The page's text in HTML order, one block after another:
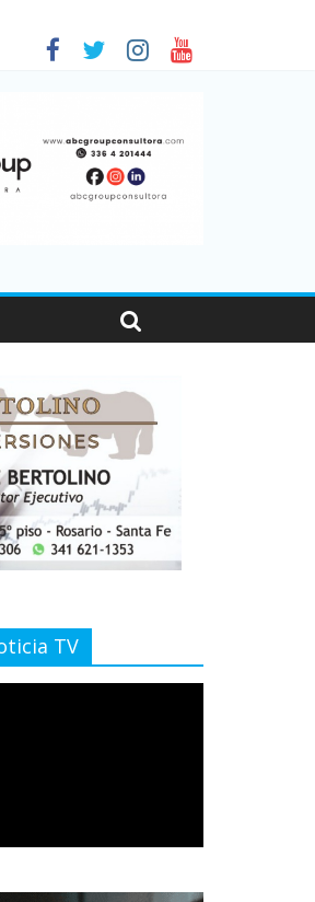
5,9% más que en 2025
TV